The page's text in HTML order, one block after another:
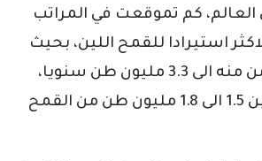
كم تموقعت في المراتب
استيرادا للقمح اللين، بحيث
تصل احتياجاتها من منه الى 3.3 مليون طن سنويا،
بالاضافة إلى ما بين 1.5 الى 1.8 مليون طن من القمح